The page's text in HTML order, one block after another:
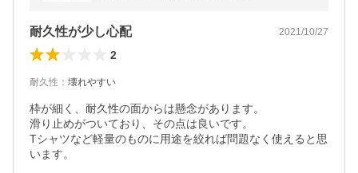
耐久性が少し心配 2021/10/27
2
耐久性 ： 壊れやすい
枠が細く、耐久性の面からは懸念があります。
滑り止めがついており、その点は良いです。
Tシャツなど軽量のものに用途を絞れば問題なく使えると思
います。